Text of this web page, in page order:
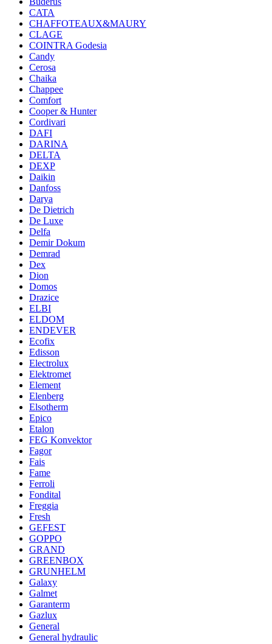
CATA
CHAFFOTEAUX&MAURY
CLAGE
COINTRA Godesia
Candy
Cerosa
Chaika
Chappee
Comfort
Cooper & Hunter
Cordivari
DAFI
DARINA
DELTA
DEXP
Daikin
Danfoss
Darya
De Dietrich
De Luxe
Delfa
Demir Dokum
Demrad
Dex
Dion
Domos
Drazice
ELBI
ELDOM
ENDEVER
Ecofix
Edisson
Electrolux
Elektromet
Element
Elenberg
Elsotherm
Epico
Etalon
FEG Konvektor
Fagor
Fais
Fame
Ferroli
Fondital
Freggia
Fresh
GEFEST
GOPPO
GRAND
GREENBOX
GRUNHELM
Galaxy
Galmet
Garanterm
Gazlux
General
General hydraulic